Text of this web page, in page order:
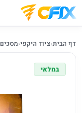
דף הבית‹ציוד היקפי‹מסכים
במלאי